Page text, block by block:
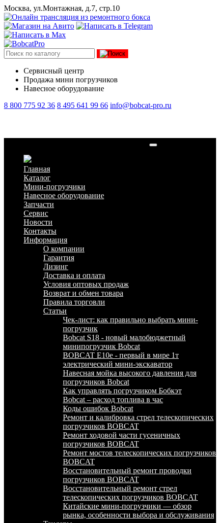
Москва, ул.Монтажная, д.7, стр.10
Сервисный центр
Продажа мини погрузчиков
Навесное оборудование
8 800 775 92 36 8 495 641 99 66 info@bobcat-pro.ru
Главная
Каталог
Мини-погрузчики
Навесное оборудование
Запчасти
Сервис
Новости
Контакты
Информация
О компании
Гарантия
Лизинг
Доставка и оплата
Условия оптовых продаж
Возврат и обмен товара
Правила торговли
Статьи
Чек-лист: как правильно выбрать мини-
погрузчик
Bobcat S18 - новый малобюджетный
минипогрузчик Bobcat
BOBCAT E10e - первый в мире 1т
электрический мини-экскаватор
Навесная мойка высокого давления для
погрузчиков Bobcat
Как управлять погрузчиком Бобкэт
Bobcat – расход топлива в час
Коды ошибок Bobcat
Ремонт и калибровка стрел телескопических
погрузчиков BOBCAT
Ремонт ходовой части гусеничных
погрузчиков BOBCAT
Ремонт мостов телескопических погрузчиков
BOBCAT
Восстановительный ремонт проводки
погрузчиков BOBCAT
Восстановительный ремонт стрел
телескопических погрузчиков BOBCAT
Китайские мини-погрузчики — обзор
рынка, особенности выбора и обслуживания